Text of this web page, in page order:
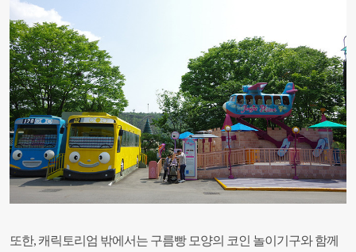
또한, 캐릭토리엄 밖에서는 구름빵 모양의 코인 놀이기구와 함께